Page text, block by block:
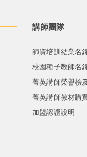
講師團隊
師資培訓結業名
校園種子教師名
菁英講師榮譽榜
菁英講師教材購
加盟認證說明